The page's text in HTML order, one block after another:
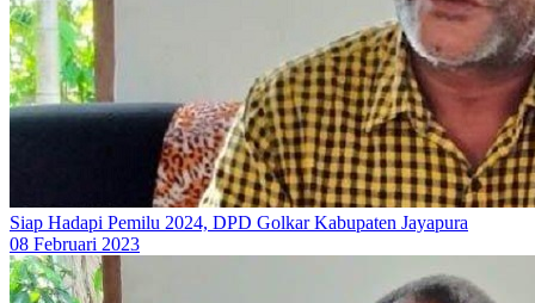
Siap Hadapi Pemilu 2024, DPD Golkar Kabupaten Jayapura
08 Februari 2023